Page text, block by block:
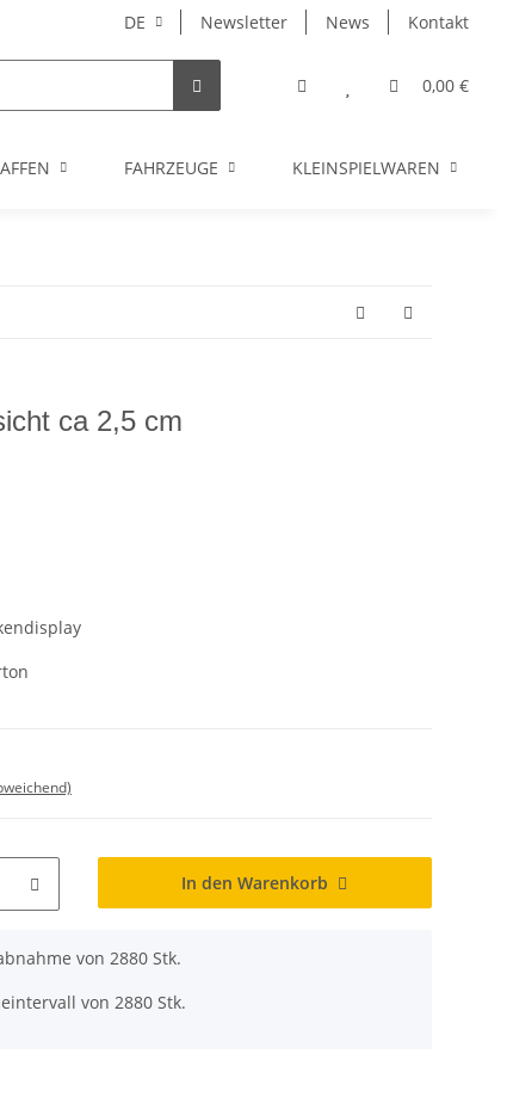
DE Newsletter News Kontakt
0,00 €
FAHRZEUGE KLEINSPIELWAREN
ca 2,5 cm
In den Warenkorb
von 2880 Stk.
von 2880 Stk.